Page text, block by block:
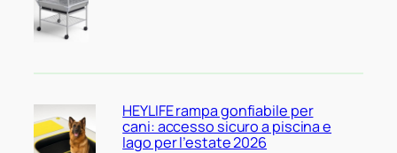
HEYLIFE rampa gonfiabile per
cani: accesso sicuro a piscina e
lago per l’estate 2026